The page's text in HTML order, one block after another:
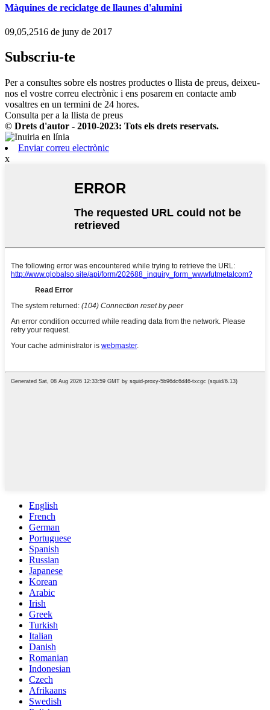
Màquines de reciclatge de llaunes d'alumini
09,05,2516 de juny de 2017
Subscriu-te
Per a consultes sobre els nostres productes o llista de preus, deixeu-
nos el vostre correu electrònic i ens posarem en contacte amb
vosaltres en un termini de 24 hores.
Consulta per a la llista de preus
© Drets d'autor - 2010-2023: Tots els drets reservats.
Enviar correu electrònic
x
English
French
German
Portuguese
Spanish
Russian
Japanese
Korean
Arabic
Irish
Greek
Turkish
Italian
Danish
Romanian
Indonesian
Czech
Afrikaans
Swedish